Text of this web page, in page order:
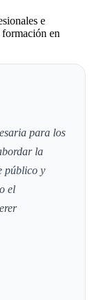
e
en
para los
la
público y
el